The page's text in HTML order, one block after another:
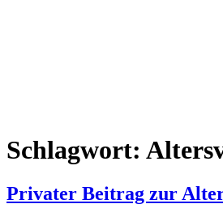
Schlagwort:
Privater Beitrag zur